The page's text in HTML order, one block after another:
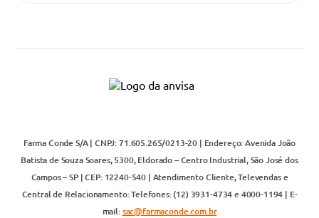
Farma Conde S/A | CNPJ: 71.605.265/0213-20 | Endereço: Avenida João
Batista de Souza Soares, 5300, Eldorado – Centro Industrial, São José dos
Campos – SP | CEP: 12240-540 | Atendimento Cliente, Televendas e
Central de Relacionamento: Telefones: (12) 3931-4734 e 4000-1194 | E-
mail:sac@farmaconde.com.br